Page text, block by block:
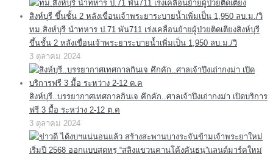
ทม.สิงห์บุรี นำทหาร ป.71 พัน711 เร่งเคลื่อนย้ายผู้ป่วยติดเตียงสิงห์บุรี
ขึ้นชั้น 2 หลังเขื่อนเจ้าพระยาระบายน้ำเพิ่มเป็น 1,950 ลบ.ม./วิ
3 ตุลาคม 2024
สิงห์บุรี..บรรยากาศเทศกาลกินเจ คึกคัก..ศาลเจ้าปึงเถ่ากงม่า เปิดบริการ
ฟรี 3 มื้อ ระหว่าง 2-12 ต.ค
3 ตุลาคม 2024